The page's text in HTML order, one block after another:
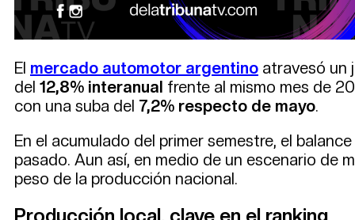
El mercado automotor argentino atravesó un
del 12,8% interanual frente al mismo mes de
con una suba del 7,2% respecto de mayo.
En el acumulado del primer semestre, el
pasado. Aun así, en medio de un escenario de
peso de la producción nacional.